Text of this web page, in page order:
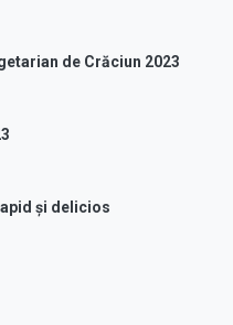
de Crăciun 2023
și delicios